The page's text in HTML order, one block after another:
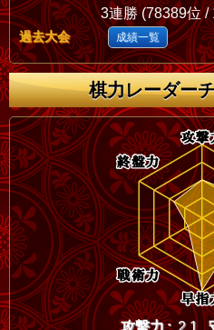
3連勝 (78389位 /
過去大会 成績一覧
棋力レーダー
攻撃力 : 2.1